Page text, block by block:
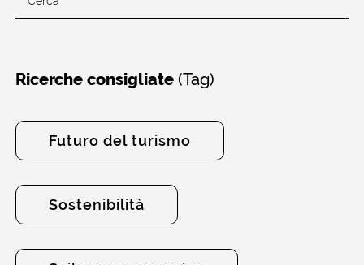
Ricerche consigliate(Tag)
Futuro del turismo
Sostenibilità